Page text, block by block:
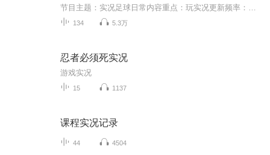
134 5.3万
忍者必须死实况
游戏实况
15 1137
课程实况记录
44 4504